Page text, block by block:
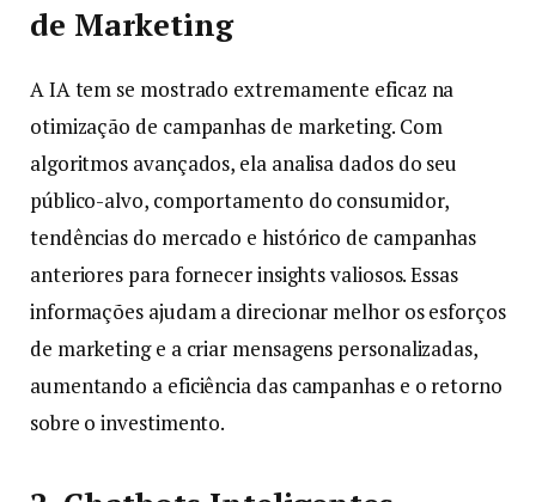
de Marketing
A IA tem se mostrado extremamente eficaz na
otimização de campanhas de marketing. Com
algoritmos avançados, ela analisa dados do seu
público-alvo, comportamento do consumidor,
tendências do mercado e histórico de campanhas
anteriores para fornecer insights valiosos. Essas
informações ajudam a direcionar melhor os esforços
de marketing e a criar mensagens personalizadas,
aumentando a eficiência das campanhas e o retorno
sobre o investimento.